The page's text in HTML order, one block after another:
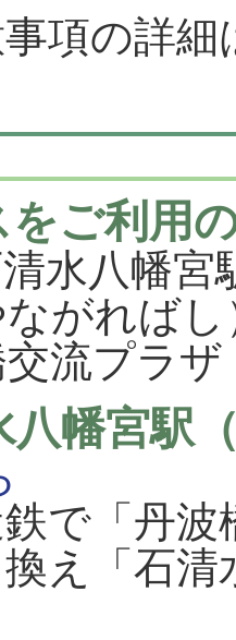
項の詳細
をご利用
水八幡
がれば
流プラ
八幡宮駅
で「丹
え「石清